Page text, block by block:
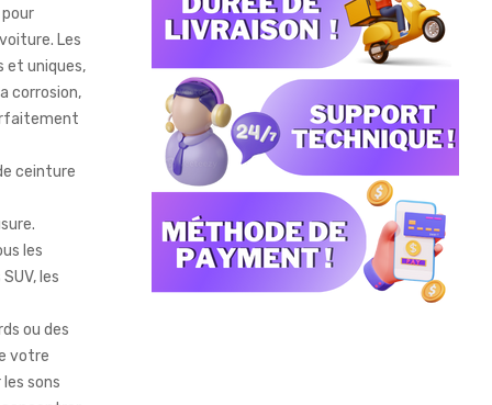
Les
et uniques,
corrosion,
ceinture
les
les
ou des
votre
sons